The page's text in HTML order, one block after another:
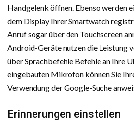
Handgelenk öffnen. Ebenso werden
dem Display Ihrer Smartwatch
Anruf sogar über den Touchscreen
Android-Geräte nutzen die Leistung
über Sprachbefehle Befehle an Ihre
eingebauten Mikrofon können Sie
Verwendung der Google-Suche
Erinnerungen einstellen